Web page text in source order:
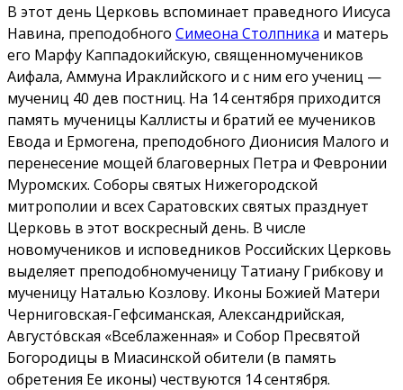
В этот день Церковь вспоминает праведного Иисуса
Навина, преподобного Симеона Столпника и матерь
его Марфу Каппадокийскую, священномучеников
Аифала, Аммуна Ираклийского и с ним его учениц —
мучениц 40 дев постниц. На 14 сентября приходится
память мученицы Каллисты и братий ее мучеников
Евода и Ермогена, преподобного Дионисия Малого и
перенесение мощей благоверных Петра и Февронии
Муромских. Соборы святых Нижегородской
митрополии и всех Саратовских святых празднует
Церковь в этот воскресный день. В числе
новомучеников и исповедников Российских Церковь
выделяет преподобномученицу Татиану Грибкову и
мученицу Наталью Козлову. Иконы Божией Матери
Черниговская-Гефсиманская, Александрийская,
Августóвская «Всеблаженная» и Собор Пресвятой
Богородицы в Миасинской обители (в память
обретения Ее иконы) чествуются 14 сентября.